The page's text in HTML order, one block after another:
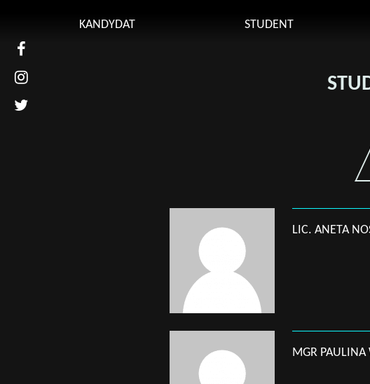
KANDYDAT STUDENT
Plan zajęć
Przedmiotów
LIC. ANETA
MGR PAULINA